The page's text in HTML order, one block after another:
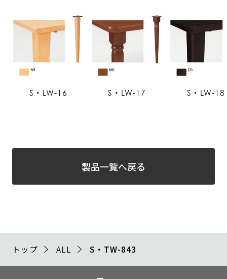
S・LW-16 S・LW-17 S・LW-18
製品一覧へ戻る
トップ ALL S・TW-843